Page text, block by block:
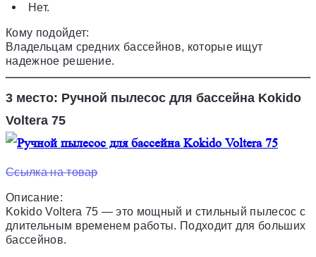
Нет.
Кому подойдет:
Владельцам средних бассейнов, которые ищут
надежное решение.
3 место: Ручной пылесос для бассейна Kokido
Voltera 75
Ссылка на товар
Описание:
Kokido Voltera 75 — это мощный и стильный пылесос с
длительным временем работы. Подходит для больших
бассейнов.